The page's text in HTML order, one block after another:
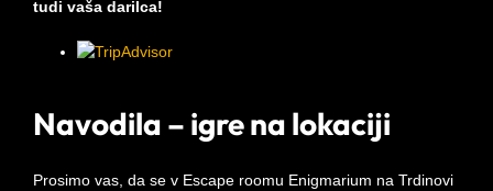
tudi vaša darilca!
Navodila – igre na lokaciji
Prosimo vas, da se v Escape roomu Enigmarium na Trdinovi